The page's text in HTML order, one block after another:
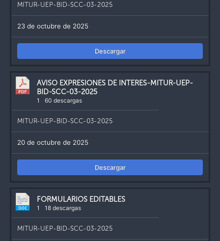
MITUR-UEP-BID-SCC-03-2025
23 de octubre de 2025
Descargar
AVISO EXPRESIONES DE INTERES-MITUR-UEP-
BID-SCC-03-2025
1 60 descargas
MITUR-UEP-BID-SCC-03-2025
20 de octubre de 2025
Descargar
FORMULARIOS EDITABLES
1 18 descargas
MITUR-UEP-BID-SCC-03-2025